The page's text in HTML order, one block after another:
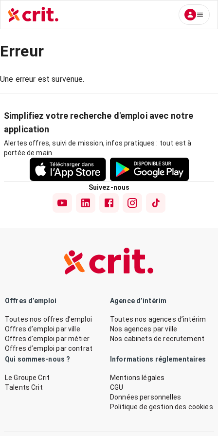
Erreur
Une erreur est survenue.
Simplifiez votre recherche d'emploi avec notre
application
Alertes offres, suivi de mission, infos pratiques : tout est à
portée de main.
Suivez-nous
Offres d’emploi
Toutes nos offres d’emploi
Offres d’emploi par ville
Offres d’emploi par métier
Offres d’emploi par contrat
Agence d’intérim
Toutes nos agences d’intérim
Nos agences par ville
Nos cabinets de recrutement
Qui sommes-nous ?
Le Groupe Crit
Talents Crit
Informations réglementaires
Mentions légales
CGU
Données personnelles
Politique de gestion des cookies